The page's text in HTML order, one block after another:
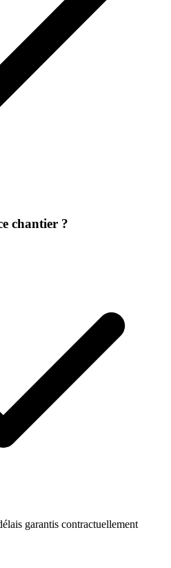
chantier ?
garantis contractuellement